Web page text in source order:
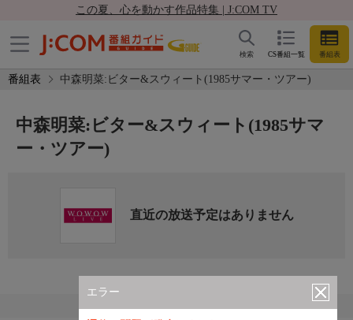
この夏、心を動かす作品特集 | J:COM TV
CS番組一覧 番組表
検索
番組表 中森明菜:ビター&スウィート(1985サマー・ツアー)
エラー
中森明菜:ビター&スウィート(1985サマ
ー・ツアー)
直近の放送予定はありません